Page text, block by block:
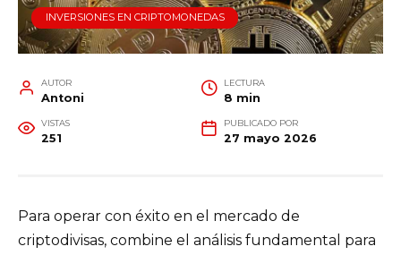
INVERSIONES EN CRIPTOMONEDAS
AUTOR
Antoni
LECTURA
8 min
VISTAS
251
PUBLICADO POR
27 mayo 2026
Para operar con éxito en el mercado de
criptodivisas, combine el análisis fundamental para